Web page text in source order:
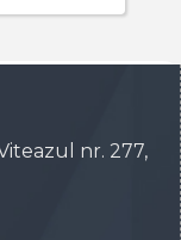
nr. 277,